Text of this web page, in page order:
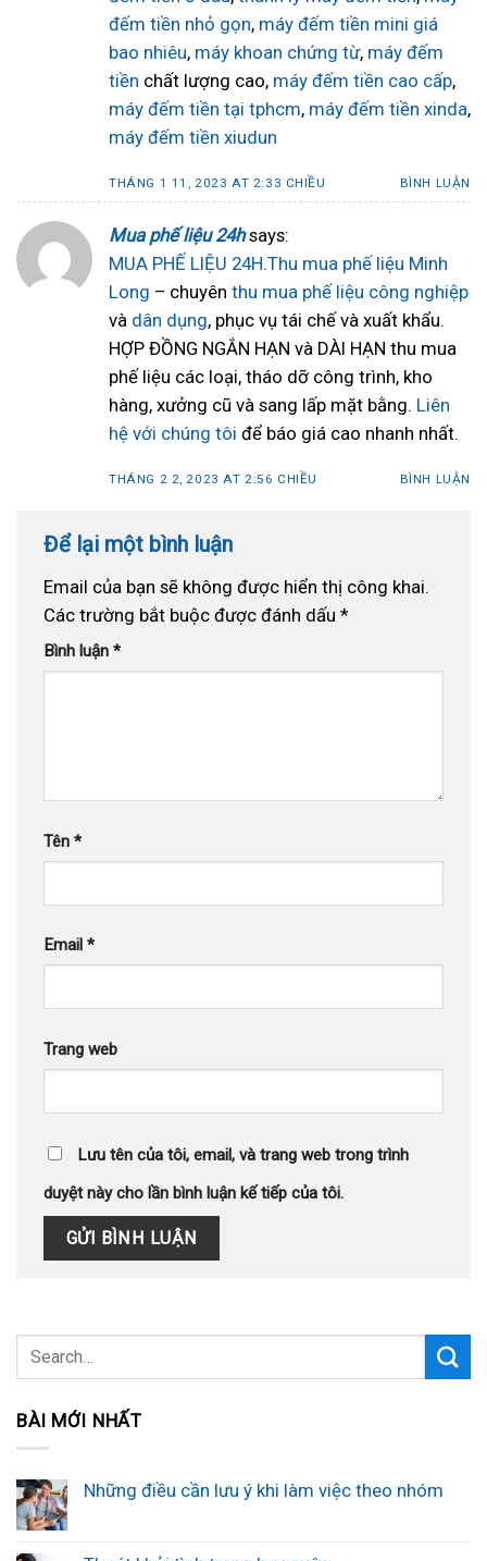
đếm tiền nhỏ gọn, máy đếm tiền mini giá
bao nhiêu, máy khoan chứng từ, máy đếm
tiền chất lượng cao, máy đếm tiền cao cấp,
máy đếm tiền tại tphcm, máy đếm tiền xinda,
máy đếm tiền xiudun
THÁNG 1 11, 2023 AT 2:33 CHIỀU BÌNH LUẬN
Mua phế liệu 24h says:
MUA PHẾ LIỆU 24H.Thu mua phế liệu Minh
Long – chuyên thu mua phế liệu công nghiệp
và dân dụng, phục vụ tái chế và xuất khẩu.
HỢP ĐỒNG NGẮN HẠN và DÀI HẠN thu mua
phế liệu các loại, tháo dỡ công trình, kho
hàng, xưởng cũ và sang lấp mặt bằng. Liên
hệ với chúng tôi để báo giá cao nhanh nhất.
THÁNG 2 2, 2023 AT 2:56 CHIỀU BÌNH LUẬN
Để lại một bình luận
Email của bạn sẽ không được hiển thị công khai.
Các trường bắt buộc được đánh dấu *
Bình luận *
Tên *
Email *
Trang web
Lưu tên của tôi, email, và trang web trong trình
duyệt này cho lần bình luận kế tiếp của tôi.
BÀI MỚI NHẤT
Những điều cần lưu ý khi làm việc theo nhóm